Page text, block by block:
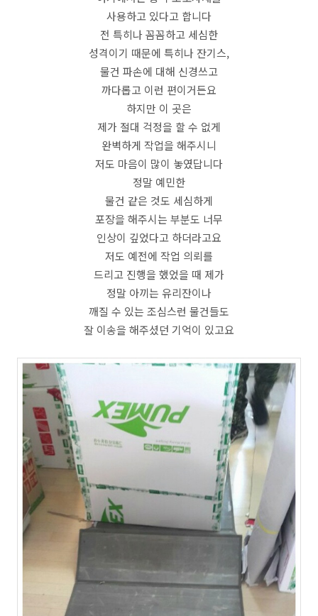
사용하고 있다고 합니다
전 특히나 꼼꼼하고 세심한
성격이기 때문에 특히나 잔기스,
물건 파손에 대해 신경쓰고
까다롭고 이런 편이거든요
하지만 이 곳은
제가 절대 걱정을 할 수 없게
완벽하게 작업을 해주시니
저도 마음이 많이 놓였답니다
정말 예민한
물건 같은 것도 세심하게
포장을 해주시는 부분도 너무
인상이 깊었다고 하더라고요
저도 예전에 작업 의뢰를
드리고 진행을 했었을 때 제가
정말 아끼는 유리잔이나
깨질 수 있는 조심스런 물건들도
잘 이송을 해주셨던 기억이 있고요